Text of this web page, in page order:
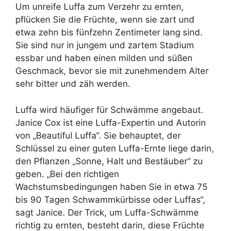
Um unreife Luffa zum Verzehr zu ernten,
pflücken Sie die Früchte, wenn sie zart und
etwa zehn bis fünfzehn Zentimeter lang sind.
Sie sind nur in jungem und zartem Stadium
essbar und haben einen milden und süßen
Geschmack, bevor sie mit zunehmendem Alter
sehr bitter und zäh werden.
Luffa wird häufiger für Schwämme angebaut.
Janice Cox ist eine Luffa-Expertin und Autorin
von „Beautiful Luffa“. Sie behauptet, der
Schlüssel zu einer guten Luffa-Ernte liege darin,
den Pflanzen „Sonne, Halt und Bestäuber“ zu
geben. „Bei den richtigen
Wachstumsbedingungen haben Sie in etwa 75
bis 90 Tagen Schwammkürbisse oder Luffas“,
sagt Janice. Der Trick, um Luffa-Schwämme
richtig zu ernten, besteht darin, diese Früchte